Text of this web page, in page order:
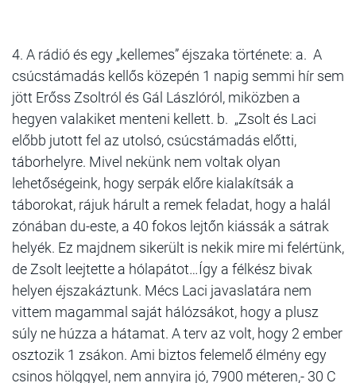
4. A rádió és egy „kellemes” éjszaka története: a. A
csúcstámadás kellős közepén 1 napig semmi hír sem
jött Erőss Zsoltról és Gál Lászlóról, miközben a
hegyen valakiket menteni kellett. b. „Zsolt és Laci
előbb jutott fel az utolsó, csúcstámadás előtti,
táborhelyre. Mivel nekünk nem voltak olyan
lehetőségeink, hogy serpák előre kialakítsák a
táborokat, rájuk hárult a remek feladat, hogy a halál
zónában du-este, a 40 fokos lejtőn kiássák a sátrak
helyék. Ez majdnem sikerült is nekik mire mi felértünk,
de Zsolt leejtette a hólapátot…Így a félkész bivak
helyen éjszakáztunk. Mécs Laci javaslatára nem
vittem magammal saját hálózsákot, hogy a plusz
súly ne húzza a hátamat. A terv az volt, hogy 2 ember
osztozik 1 zsákon. Ami biztos felemelő élmény egy
csinos hölggyel, nem annyira jó, 7900 méteren,- 30 C